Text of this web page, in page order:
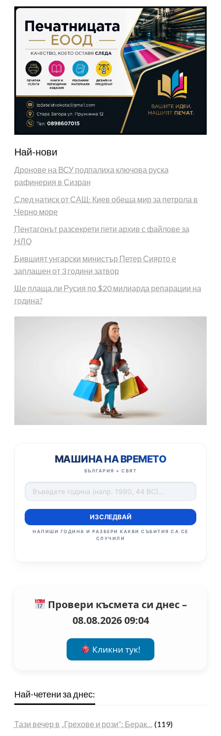
Най-нови
Дронове на ВСУ подпалиха ключова руска
рафинерия в Сизран
След натиск от САЩ: Киев обеща мир за петрола в
Черно море
Пентагонът разсекрети пети архив с файлове за
НЛО
Бившият унгарски министър Петер Сиярто е
заплашен от 3 години затвор
Ще плаща ли Русия по $20 милиарда репарации на
година?
МАШИНА НА ВРЕМЕТО
БЪЛГАРИЯ + СВЯТ
ИЗСЛЕДВАЙ
НАПИШИ ГОДИНА И РАЗБЕРИ КАКВИ СЪБИТИЯ СА СЕ
СЛУЧИЛИ
Провери късмета си днес –
08.08.2026 09:04
Кликни тук!
Най-четени за днес:
Тази вечер в „Грехове и рози“: Берак… (119)